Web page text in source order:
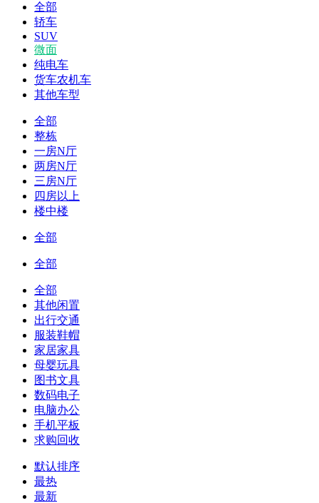
全部
轿车
SUV
微面
纯电车
货车农机车
其他车型
全部
整栋
一房N厅
两房N厅
三房N厅
四房以上
楼中楼
全部
全部
全部
其他闲置
出行交通
服装鞋帽
家居家具
母婴玩具
图书文具
数码电子
电脑办公
手机平板
求购回收
默认排序
最热
最新